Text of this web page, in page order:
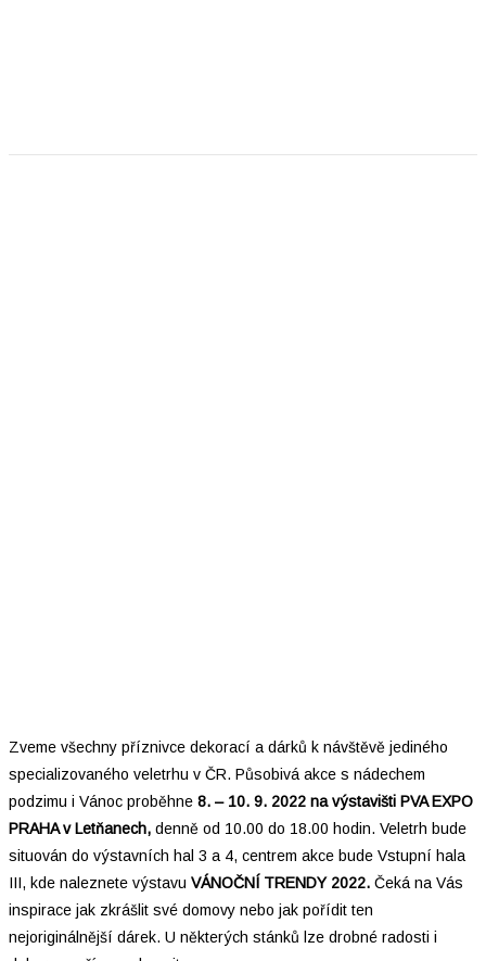
Zveme všechny příznivce dekorací a dárků k návštěvě jediného
specializovaného veletrhu v ČR. Působivá akce s nádechem
podzimu i Vánoc proběhne 8. – 10. 9. 2022 na výstavišti PVA EXPO
PRAHA v Letňanech, denně od 10.00 do 18.00 hodin. Veletrh bude
situován do výstavních hal 3 a 4, centrem akce bude Vstupní hala
III, kde naleznete výstavu VÁNOČNÍ TRENDY 2022. Čeká na Vás
inspirace jak zkrášlit své domovy nebo jak pořídit ten
nejoriginálnější dárek. U některých stánků lze drobné radosti i